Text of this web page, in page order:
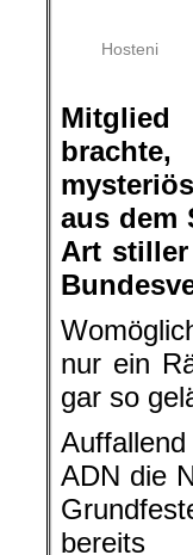
Hosteni
Mitglied
aus dem
Art stiller
nur ein
gar so
ADN die
bereits